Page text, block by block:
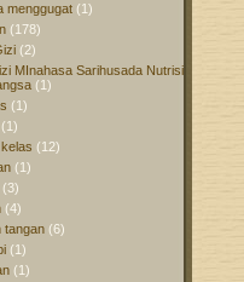
menggugat (1)
(178)
(2)
MInahasa Sarihusada Nutrisi
(1)
(1)
(1)
(12)
(1)
(3)
(4)
tangan (6)
(1)
(1)